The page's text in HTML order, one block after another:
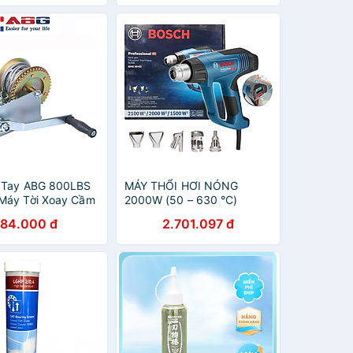
Inox, Nắp Chống
Biến Tải Trọng
Hãng
Chính Hãng
ABG 800LBS
Tời Xoay Cầm
, Máy Móc -
Hãng
đ
MÁY THỔI HƠI NÓNG
2000W (50 – 630 °C)
CHÍNH HÃNG2.701.097 đ